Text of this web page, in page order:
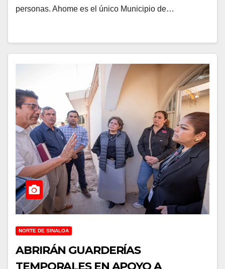
personas. Ahome es el único Municipio de…
NORTE DE SINALOA
ABRIRÁN GUARDERÍAS
TEMPORALES EN APOYO A